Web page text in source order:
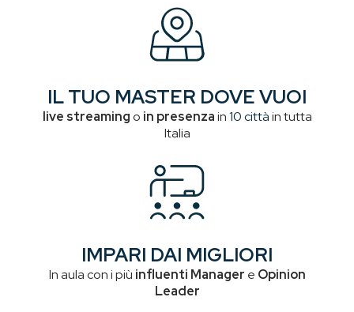
IL TUO MASTER DOVE VUOI
live streamingo in presenzain10 cittàin tutta
Italia
IMPARI DAI MIGLIORI
In aula con i più influenti Manager e Opinion
Leader